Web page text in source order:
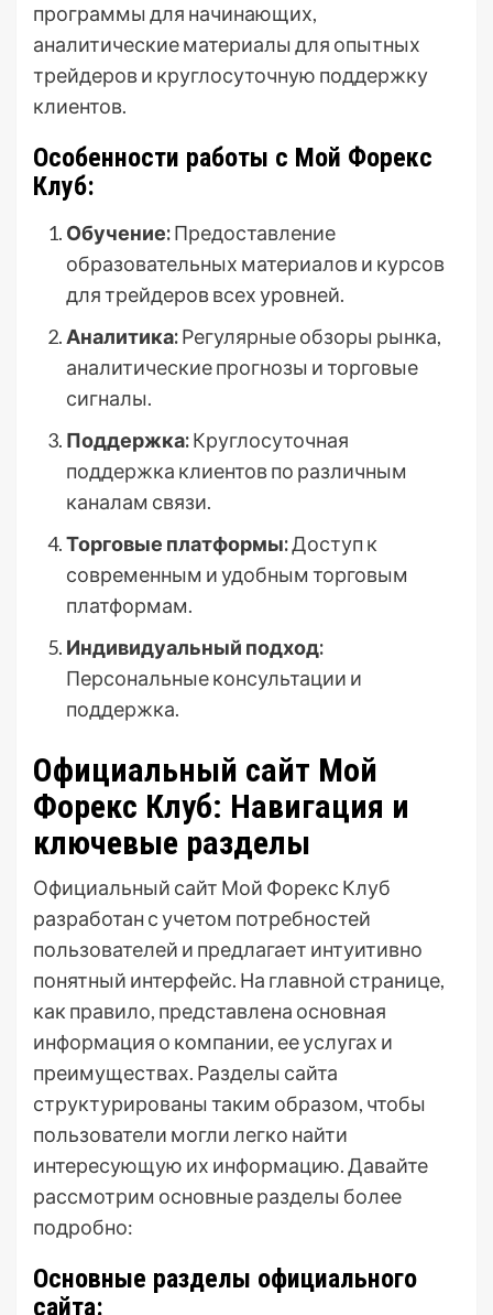
программы для начинающих,
аналитические материалы для опытных
трейдеров и круглосуточную поддержку
клиентов.
Особенности работы с Мой Форекс
Клуб:
Обучение:Предоставление
образовательных материалов и курсов
для трейдеров всех уровней.
Аналитика:Регулярные обзоры рынка,
аналитические прогнозы и торговые
сигналы.
Поддержка:Круглосуточная
поддержка клиентов по различным
каналам связи.
Торговые платформы:Доступ к
современным и удобным торговым
платформам.
Индивидуальный подход:
Персональные консультации и
поддержка.
Официальный сайт Мой
Форекс Клуб: Навигация и
ключевые разделы
Официальный сайт Мой Форекс Клуб
разработан с учетом потребностей
пользователей и предлагает интуитивно
понятный интерфейс. На главной странице,
как правило, представлена основная
информация о компании, ее услугах и
преимуществах. Разделы сайта
структурированы таким образом, чтобы
пользователи могли легко найти
интересующую их информацию. Давайте
рассмотрим основные разделы более
подробно:
Основные разделы официального
сайта: